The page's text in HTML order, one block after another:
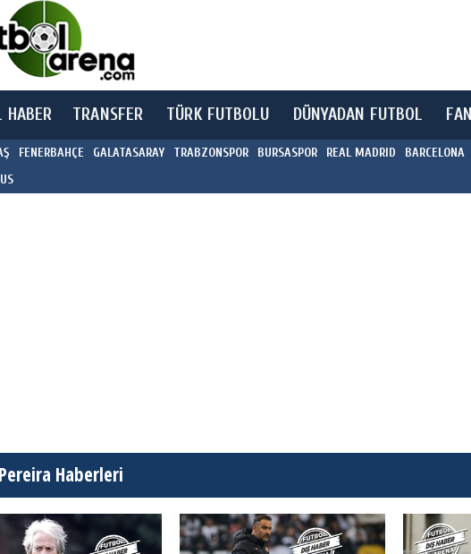
HABER TRANSFER TÜRK FUTBOLU DÜNYADAN FUTBOL
FENERBAHÇE GALATASARAY TRABZONSPOR BURSASPOR REAL MADRID BARCELONA
Haberleri